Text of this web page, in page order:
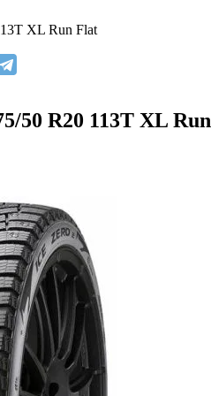
XL Run Flat
50 R20 113T XL